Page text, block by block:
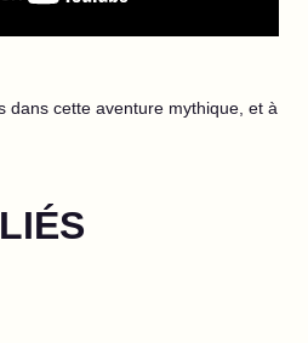
dans cette aventure mythique, et à